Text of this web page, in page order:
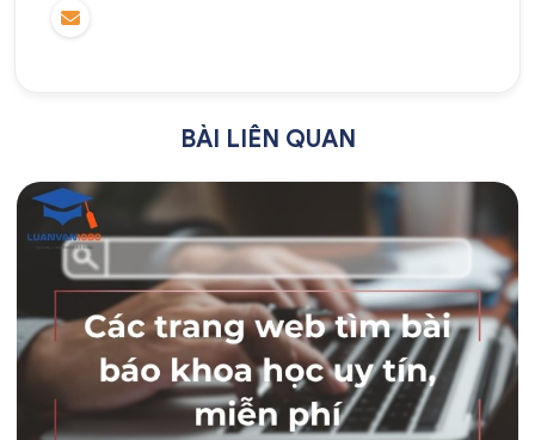
BÀI LIÊN QUAN